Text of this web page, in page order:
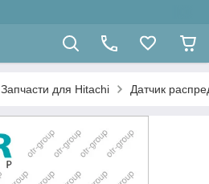
Запчасти для Hitachi Датчик